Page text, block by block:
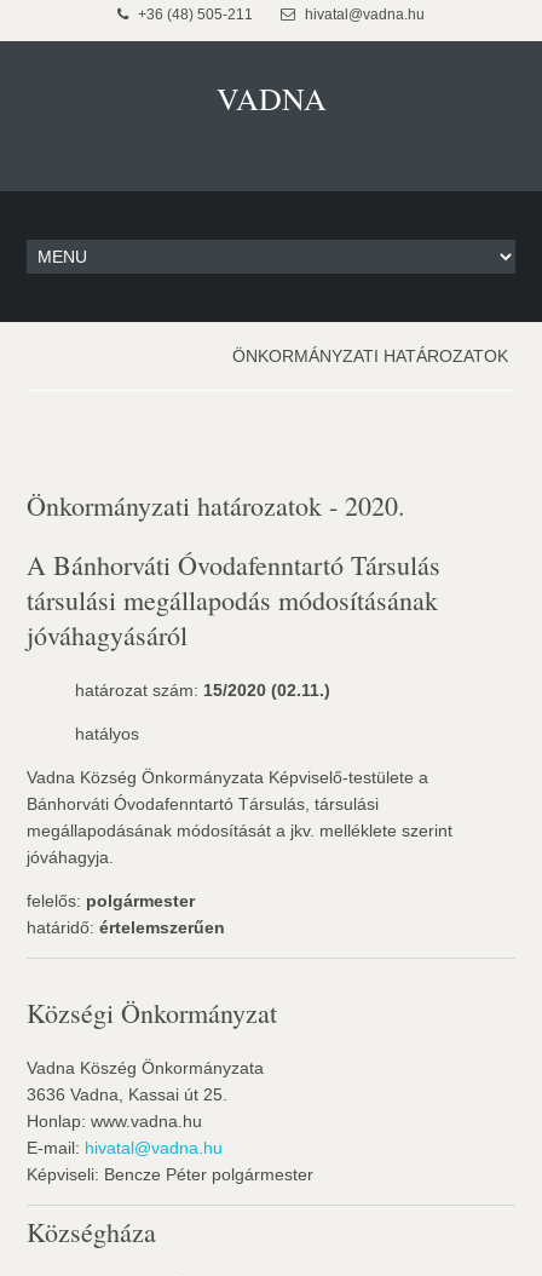
+36 (48) 505-211 hivatal@vadna.hu
VADNA
ÖNKORMÁNYZATI HATÁROZATOK
Önkormányzati határozatok - 2020.
A Bánhorváti Óvodafenntartó Társulás
társulási megállapodás módosításának
jóváhagyásáról
határozat szám: 15/2020 (02.11.)
hatályos
Vadna Község Önkormányzata Képviselő-testülete a
Bánhorváti Óvodafenntartó Társulás, társulási
megállapodásának módosítását a jkv. melléklete szerint
jóváhagyja.
felelős: polgármester
határidő:értelemszerűen
Községi Önkormányzat
Vadna Köszég Önkormányzata
3636 Vadna, Kassai út 25.
Honlap: www.vadna.hu
E-mail: hivatal@vadna.hu
Képviseli: Bencze Péter polgármester
Községháza